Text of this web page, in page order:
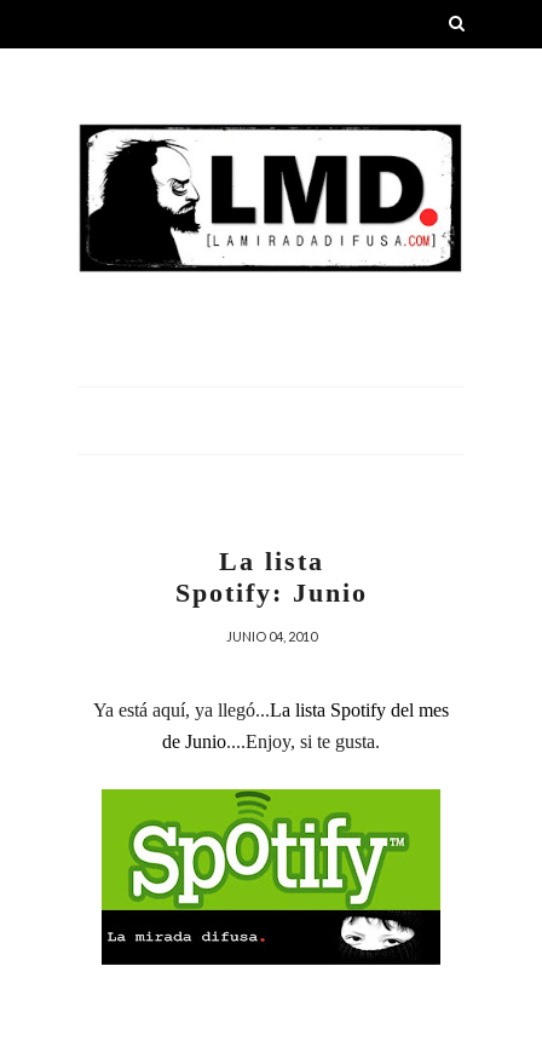
La lista
Spotify: Junio
JUNIO 04, 2010
Ya está aquí, ya llegó...La lista Spotify del mes
de Junio....Enjoy, si te gusta.